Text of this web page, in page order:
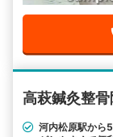
高萩鍼灸整骨
河内松原駅から